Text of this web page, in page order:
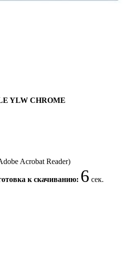
YLW CHROME
Acrobat Reader)
к скачиванию: 6 сек.